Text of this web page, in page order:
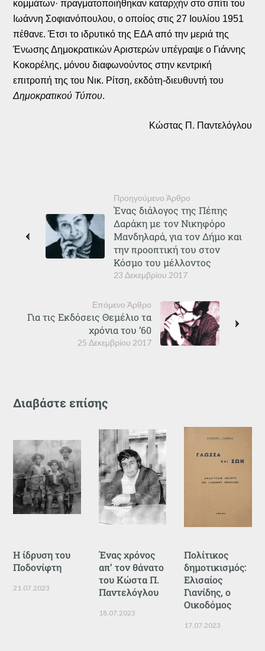
κομμάτων· πραγματοποιήθηκαν καταρχήν στο σπίτι του
Ιωάννη Σοφιανόπουλου, ο οποίος στις 27 Ιουλίου 1951
πέθανε. Έτσι το ιδρυτικό της ΕΔΑ από την μεριά της
Ένωσης Δημοκρατικών Αριστερών υπέγραψε ο Γιάννης
Κοκορέλης, μόνου διαφωνούντος στην κεντρική
επιτροπή της του Νικ. Ρίτση, εκδότη-διευθυντή του
Δημοκρατικού Τύπου.
Κώστας Π. Παντελόγλου
Προηγούμενο Άρθρο
23 Δεκεμβρίου 2017
Ένας διάλογος της Πέπης
Δαράκη με τον Νικηφόρο
Μανδηλαρά, για τον Δήμο και
την προοπτική του στον
Κόσμο του μέλλοντος
Επόμενο Άρθρο
25 Δεκεμβρίου 2017
Για τις Εκδόσεις Θεμέλιο τα
χρόνια του ’60
Διαβάστε επίσης
Η ίδρυση του
Ποδονίφτη
21.07.2023
Ένας χρόνος
απ’ τον θάνατο
του Κώστα Π.
Παντελόγλου
18.07.2023
Πολίτικος
δημοτικισμός:
Ελισαίος
Γιανίδης, ο
Οικοδόμος
17.07.2023